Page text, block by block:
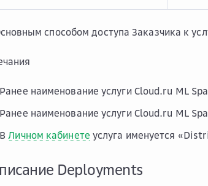
способом доступа Заказчика к
Ранее наименование услуги Cloud.ru ML
Ранее наименование услуги Cloud.ru ML
ВЛичном кабинете услуга именуется
Deployments